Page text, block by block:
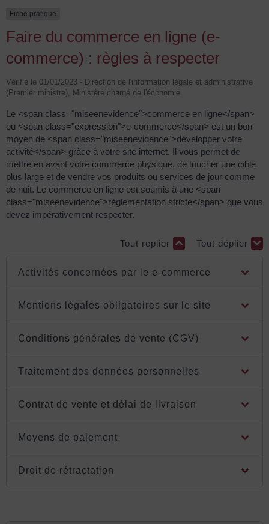
Fiche pratique
Faire du commerce en ligne (e-
commerce) : règles à respecter
Vérifié le 01/01/2023 - Direction de l'information légale et administrative
(Premier ministre), Ministère chargé de l'économie
Le <span class="miseenevidence">commerce en ligne</span>
ou <span class="expression">e-commerce</span> est un bon
moyen de <span class="miseenevidence">développer votre
activité</span> grâce à votre site internet. Il vous permet de
mettre en avant votre commerce physique, de toucher une cible
plus large et de vendre vos produits ou services de jour comme
de nuit. Le commerce en ligne est soumis à une <span
class="miseenevidence">réglementation stricte</span> que vous
devez impérativement respecter.
Tout replier Tout déplier
Activités concernées par le e-commerce
Mentions légales obligatoires sur le site
Conditions générales de vente (CGV)
Traitement des données personnelles
Contrat de vente et délai de livraison
Moyens de paiement
Droit de rétractation